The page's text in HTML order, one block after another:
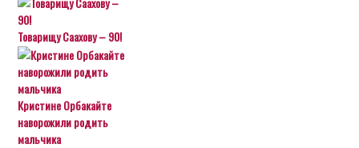
Товарищу Саахову – 90!
Кристине Орбакайте
наворожили родить
мальчика